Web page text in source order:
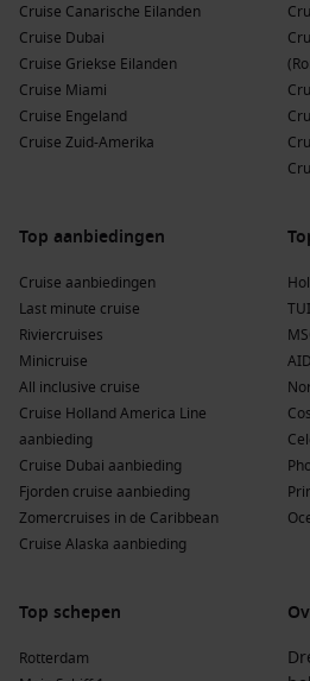
Cruise Canarische Eilanden
Cruise Dubai
Cruise Griekse Eilanden
Cruise Miami
Cruise Engeland
Cruise Zuid-Amerika
Top aanbiedingen
Cruise aanbiedingen
Last minute cruise
Riviercruises
Minicruise
All inclusive cruise
Cruise Holland America Line
aanbieding
Cruise Dubai aanbieding
Fjorden cruise aanbieding
Zomercruises in de Caribbean
Cruise Alaska aanbieding
Top schepen
Rotterdam